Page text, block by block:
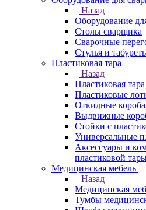
Назад
Оборудование
Столы сварщика
Сварочные
Стулья и
Пластиковая тара
Назад
Пластиковая тара
Пластиковые
Откидные короба
Выдвижные
Стойки с
Универсальные
Аксессуары и
пластиковой
Медицинская мебель
Назад
Медицинская
Тумбы